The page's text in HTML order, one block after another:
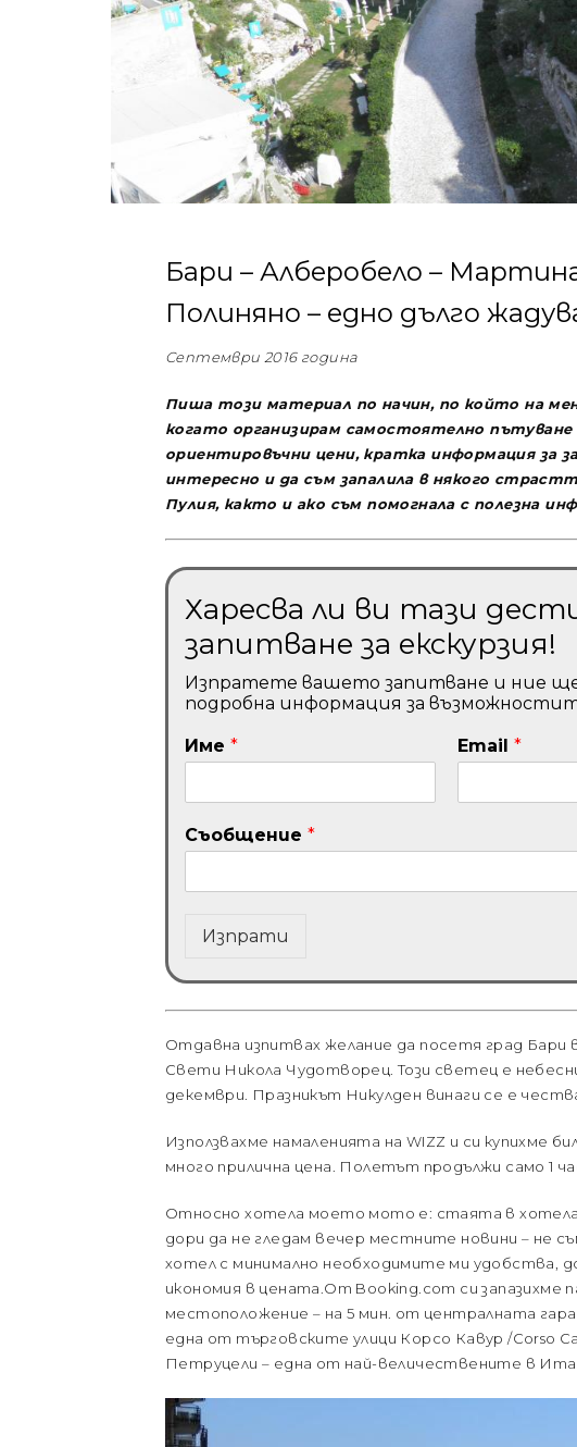
Бари – Алберобело –
Полиняно – едно дълго
Септември 2016 година
Пиша този материал по начин, по който на
когато организирам самостоятелно пътуване
ориентировъчни цени, кратка информация за
интересно и да съм запалила в някого
Пулия, както и ако съм помогнала с полезна
Харесва ли ви тази
запитване за екскурзия!
Изпратете вашето запитване и ние ще
подробна информация за
Име * Email*
Съобщение *
Изпрати
Отдавна изпитвах желание да посетя град Бари
Свети Никола Чудотворец. Този светец е
декември. Празникът Никулден винаги се е
Използвахме намаленията на WIZZ и си купихме
много прилична цена. Полетът продължи само 1
Относно хотела моето мото е: стаята в хотела
дори да не гледам вечер местните новини – не
хотел с минимално необходимите ми удобства,
икономия в цената.От Booking.com си запазихме
местоположение – на 5 мин. от централната гара
една от търговските улици Корсо Кавур /Corso
Петруцели – една от най-величествените в